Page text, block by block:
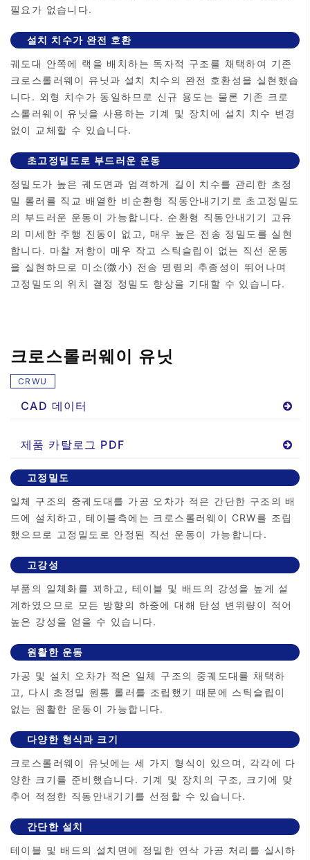
필요가 없습니다.
설치 치수가 완전 호환
궤도대 안쪽에 랙을 배치하는 독자적 구조를 채택하여 기존
크로스롤러웨이 유닛과 설치 치수의 완전 호환성을 실현했습
니다. 외형 치수가 동일하므로 신규 용도는 물론 기존 크로
스롤러웨이 유닛을 사용하는 기계 및 장치에 설치 치수 변경
없이 교체할 수 있습니다.
초고정밀도로 부드러운 운동
정밀도가 높은 궤도면과 엄격하게 길이 치수를 관리한 초정
밀 롤러를 직교 배열한 비순환형 직동안내기기로 초고정밀도
의 부드러운 운동이 가능합니다. 순환형 직동안내기기 고유
의 미세한 주행 진동이 없고, 매우 높은 전송 정밀도를 실현
합니다. 마찰 저항이 매우 작고 스틱슬립이 없는 직선 운동
을 실현하므로 미소(微小) 전송 명령의 추종성이 뛰어나며
고정밀도의 위치 결정 정밀도 향상을 기대할 수 있습니다.
크로스롤러웨이 유닛
CRWU
CAD 데이터
제품 카탈로그 PDF
고정밀도
일체 구조의 중궤도대를 가공 오차가 적은 간단한 구조의 배
드에 설치하고, 테이블측에는 크로스롤러웨이 CRW를 조립
했으므로 고정밀도로 안정된 직선 운동이 가능합니다.
고강성
부품의 일체화를 꾀하고, 테이블 및 배드의 강성을 높게 설
계하였으므로 모든 방향의 하중에 대해 탄성 변위량이 적어
높은 강성을 얻을 수 있습니다.
원활한 운동
가공 및 설치 오차가 적은 일체 구조의 중궤도대를 채택하
고, 다시 초정밀 원통 롤러를 조립했기 때문에 스틱슬립이
없는 원활한 운동이 가능합니다.
다양한 형식과 크기
크로스롤러웨이 유닛에는 세 가지 형식이 있으며, 각각에 다
양한 크기를 준비했습니다. 기계 및 장치의 구조, 크기에 맞
추어 적정한 직동안내기기를 선정할 수 있습니다.
간단한 설치
테이블 및 배드의 설치면에 정밀한 연삭 가공 처리를 실시하